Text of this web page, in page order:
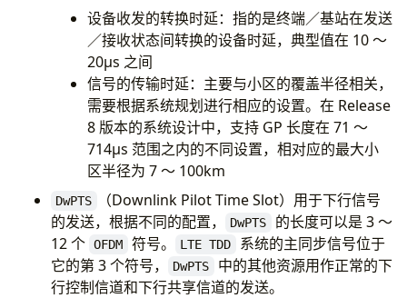
设备收发的转换时延：指的是终端／基站在发送
／接收状态间转换的设备时延，典型值在 10 ～
20μs 之间
信号的传输时延：主要与小区的覆盖半径相关，
需要根据系统规划进行相应的设置。在 Release
8 版本的系统设计中，支持 GP 长度在 71 ～
714μs 范围之内的不同设置，相对应的最大小
区半径为 7 ～ 100km
DwPTS
（Downlink Pilot Time Slot）用于下行信号
的发送，根据不同的配置，
DwPTS
的长度可以是 3 ～
12 个 OFDM 符号。 LTE TDD
系统的主同步信号位于
它的第 3 个符号，
DwPTS
中的其他资源用作正常的下
行控制信道和下行共享信道的发送。